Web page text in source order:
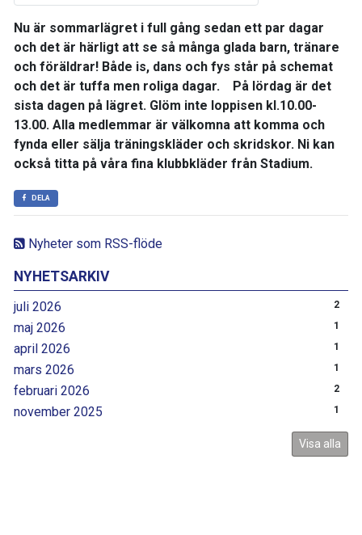
Nyheter som RSS-flöde
NYHETSARKIV
juli 2026 2
maj 2026 1
april 2026 1
mars 2026 1
februari 2026 2
november 2025 1
Visa alla
Nu är sommarlägret i full gång sedan ett par dagar
och det är härligt att se så många glada barn, tränare
och föräldrar! Både is, dans och fys står på schemat
och det är tuffa men roliga dagar. På lördag är det
sista dagen på lägret. Glöm inte loppisen kl.10.00-
13.00. Alla medlemmar är välkomna att komma och
fynda eller sälja träningskläder och skridskor. Ni kan
också titta på våra fina klubbkläder från Stadium.
DELA